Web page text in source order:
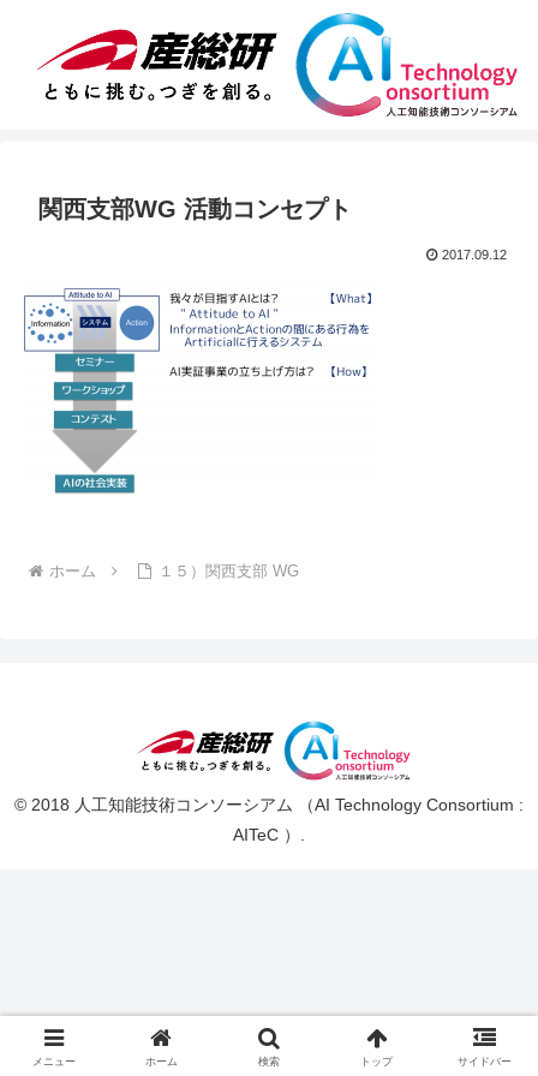
関西支部WG 活動コンセプト
2017.09.12
ホーム １５）関西支部 WG
© 2018 人工知能技術コンソーシアム （AI Technology Consortium :
AITeC ）.
メニュー ホーム 検索 トップ サイドバー